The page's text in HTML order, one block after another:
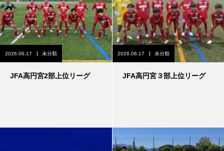
2026.06.17 未分類
JFA高円宮2部上位リーグ
2026.06.17 未分類
JFA高円宮３部上位リーグ